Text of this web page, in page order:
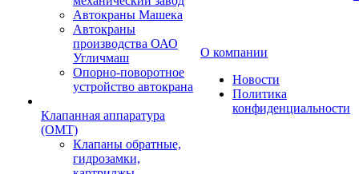
Автокраны Машека
Автокраны
производства ОАО
Угличмаш
Опорно-поворотное
устройство автокрана
Клапанная аппаратура
(OMT)
Клапаны обратные,
гидрозамки,
О компании
Новости
Политика
конфиденциальности